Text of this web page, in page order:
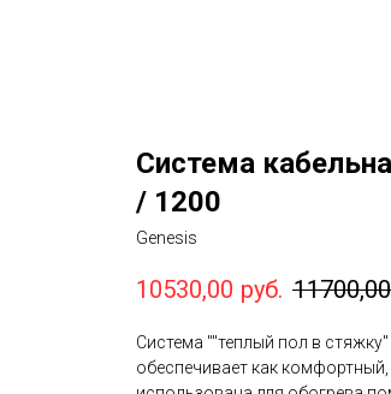
Система
/ 1200
Genesis
10530,00 руб. 11700,00
Система ""теплый пол в
обеспечивает как